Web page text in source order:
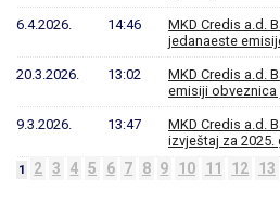
6.4.2026. 14:46
MKD Credis a.d.
jedanaeste
20.3.2026. 13:02
MKD Credis a.d.
emisiji
9.3.2026. 13:47
MKD Credis a.d.
izvještaj za 2025.
1 2 3 4 5 6 7 8 9 10 11 12 13